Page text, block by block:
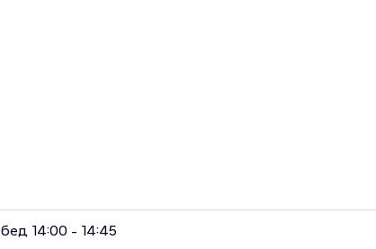
14:00 - 14:45